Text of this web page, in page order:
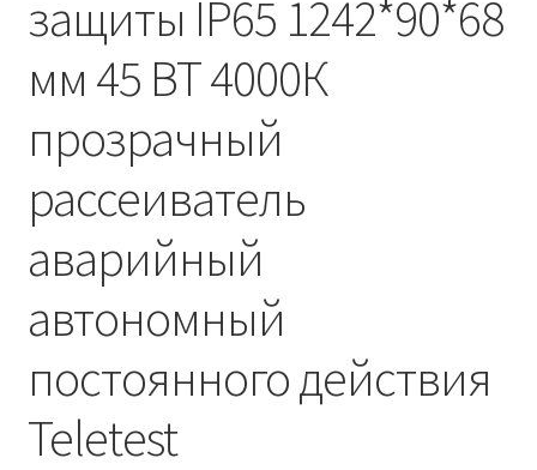
Таблица выбора вводного щитка
защиты IP65 1242*90*68
мм 45 ВТ 4000К
прозрачный
рассеиватель
аварийный
автономный
постоянного действия
Teletest